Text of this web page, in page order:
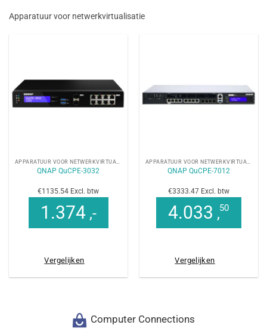
Apparatuur voor netwerkvirtualisatie
APPARATUUR VOOR NETWERKVIRTUALISATIE
QNAP QuCPE-3032
€1135.54 Excl. btw
1.374,-
Vergelijken
APPARATUUR VOOR NETWERKVIRTUALISATIE
QNAP QuCPE-7012
€3333.47 Excl. btw
4.033 ,50
Vergelijken
Computer Connections